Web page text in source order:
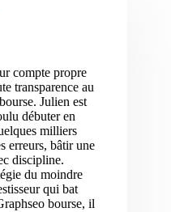
compte propre
transparence au
Julien est
débuter en
milliers
erreurs, bâtir une
discipline.
du moindre
qui bat
bourse, il